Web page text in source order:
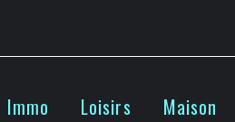
Immo Loisirs Maison